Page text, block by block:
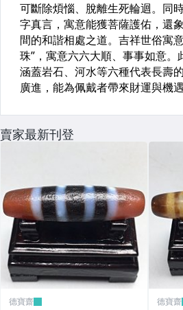
賣家最新刊登
德寶齋 德寶齋